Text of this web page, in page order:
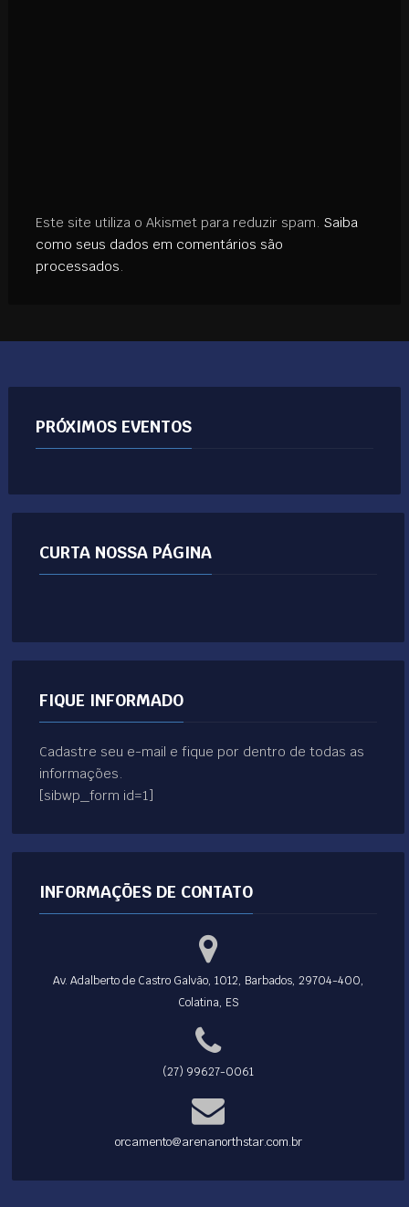
Este site utiliza o Akismet para reduzir spam. Saiba
como seus dados em comentários são
processados.
PRÓXIMOS EVENTOS
CURTA NOSSA PÁGINA
FIQUE INFORMADO
Cadastre seu e-mail e fique por dentro de todas as
informações.
[sibwp_form id=1]
INFORMAÇÕES DE CONTATO
Av. Adalberto de Castro Galvão, 1012, Barbados, 29704-400,
Colatina, ES
(27) 99627-0061
orcamento@arenanorthstar.com.br